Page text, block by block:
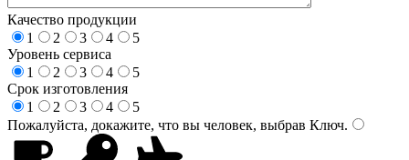
Качество продукции
1
2 3 4
5
Уровень сервиса
1
2 3 4
5
Срок изготовления
1
2 3 4
5
Пожалуйста, докажите, что вы человек, выбрав Ключ.